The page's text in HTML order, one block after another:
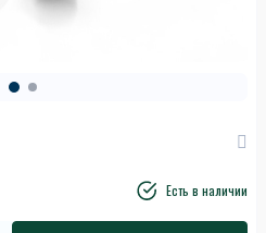
Есть в наличии